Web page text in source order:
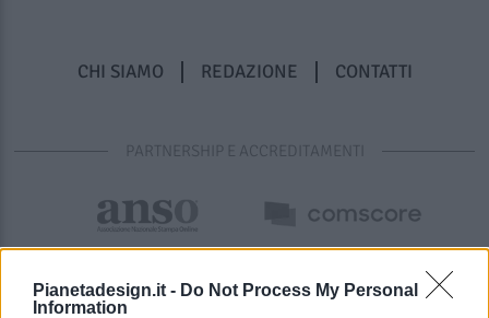
Pianetadesign.it - Do Not Process My Personal
Information
CHI SIAMO REDAZIONE CONTATTI
PARTNERSHIP E ACCREDITAMENTI